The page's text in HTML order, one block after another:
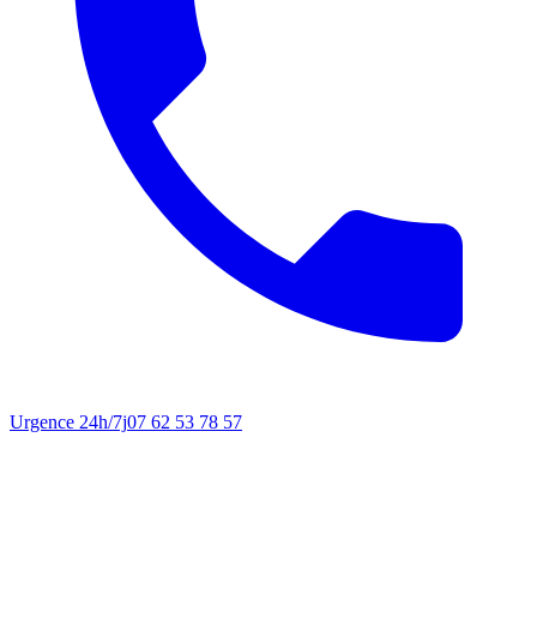
Urgence 24h/7j07 62 53 78 57